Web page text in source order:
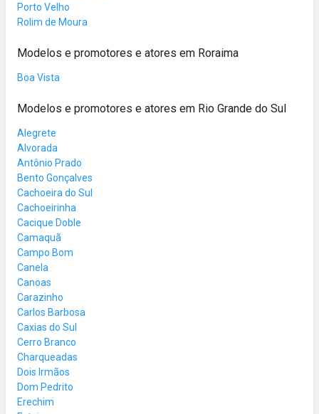
Porto Velho
Rolim de Moura
Modelos e promotores e atores em Roraima
Boa Vista
Modelos e promotores e atores em Rio Grande do Sul
Alegrete
Alvorada
Antônio Prado
Bento Gonçalves
Cachoeira do Sul
Cachoeirinha
Cacique Doble
Camaquã
Campo Bom
Canela
Canoas
Carazinho
Carlos Barbosa
Caxias do Sul
Cerro Branco
Charqueadas
Dois Irmãos
Dom Pedrito
Erechim